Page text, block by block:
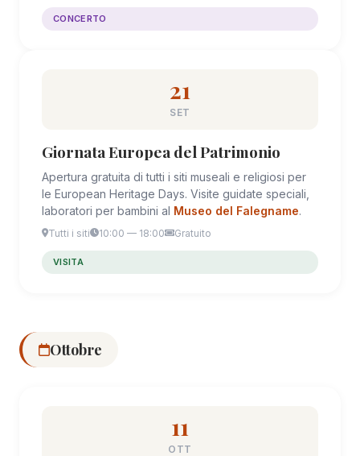
CONCERTO
21
SET
Giornata Europea del Patrimonio
Apertura gratuita di tutti i siti museali e religiosi per
le European Heritage Days. Visite guidate speciali,
laboratori per bambini al Museo del Falegname.
Tutti i siti 10:00 — 18:00 Gratuito
VISITA
Ottobre
11
OTT